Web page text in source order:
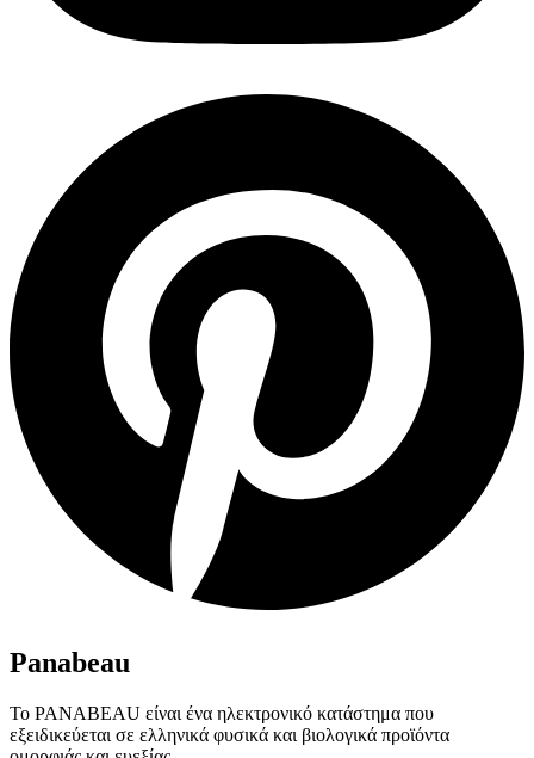
Panabeau
Το PANABEAU είναι ένα ηλεκτρονικό κατάστημα που
εξειδικεύεται σε ελληνικά φυσικά και βιολογικά προϊόντα